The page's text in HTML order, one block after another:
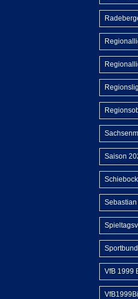
Saison
Schiebock
VfB 1999